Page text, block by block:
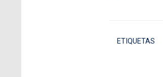
ETIQUETAS